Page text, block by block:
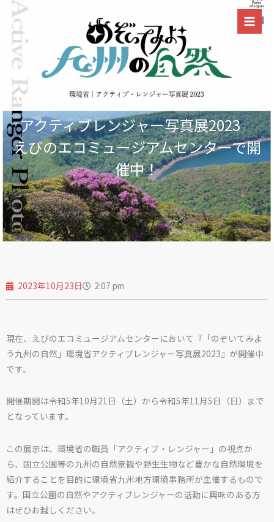
「のぞいてみよう九州の自然」環境省
アクティブレンジャー写真展2023
えびのエコミュージアムセンターで開
催中！
2023年10月23日 2:07 pm
現在、えびのエコミュージアムセンターにおいて『「のぞいてみよ
う九州の自然」環境省アクティブレンジャー写真展2023』が開催中
です。
開催期間は令和5年10月21日（土）から令和5年11月5日（日）まで
となっています。
この展示は、環境省の職員「アクティブ・レンジャー」の視点か
ら、国立公園等の九州の自然景観や野生生物など豊かな自然環境を
紹介することを目的に環境省九州地方環境事務所が主催するもので
す。国立公園の自然やアクティブレンジャーの活動に興味のある方
はぜひお越しください。